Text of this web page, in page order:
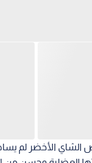
الشاي الأخضر لم